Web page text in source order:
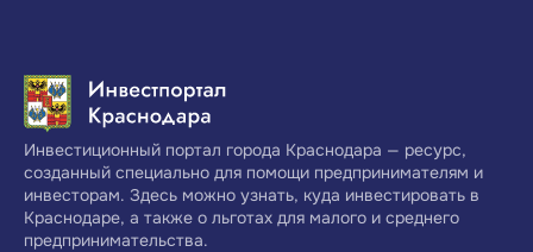
Инвестиционный портал города Краснодара — ресурс,
созданный специально для помощи предпринимателям и
инвесторам. Здесь можно узнать, куда инвестировать в
Краснодаре, а также о льготах для малого и среднего
предпринимательства.